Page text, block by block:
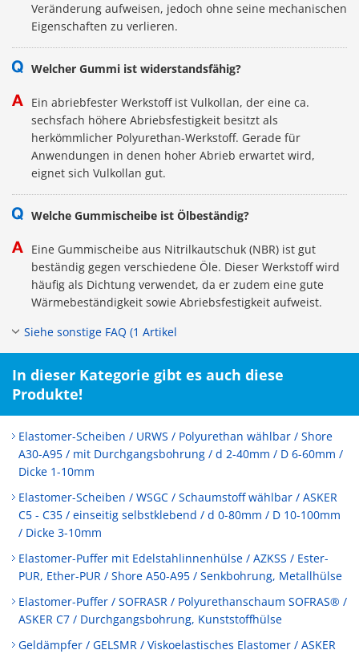
Veränderung aufweisen, jedoch ohne seine mechanischen
Eigenschaften zu verlieren.
Welcher Gummi ist widerstandsfähig?
Ein abriebfester Werkstoff ist Vulkollan, der eine ca.
sechsfach höhere Abriebsfestigkeit besitzt als
herkömmlicher Polyurethan-Werkstoff. Gerade für
Anwendungen in denen hoher Abrieb erwartet wird,
eignet sich Vulkollan gut.
Welche Gummischeibe ist Ölbeständig?
Eine Gummischeibe aus Nitrilkautschuk (NBR) ist gut
beständig gegen verschiedene Öle. Dieser Werkstoff wird
häufig als Dichtung verwendet, da er zudem eine gute
Wärmebeständigkeit sowie Abriebsfestigkeit aufweist.
Siehe sonstige FAQ (1 Artikel
In dieser Kategorie gibt es auch diese
Produkte!
Elastomer-Scheiben / URWS / Polyurethan wählbar / Shore
A30-A95 / mit Durchgangsbohrung / d 2-40mm / D 6-60mm /
Dicke 1-10mm
Elastomer-Scheiben / WSGC / Schaumstoff wählbar / ASKER
C5 - C35 / einseitig selbstklebend / d 0-80mm / D 10-100mm
/ Dicke 3-10mm
Elastomer-Puffer mit Edelstahlinnenhülse / AZKSS / Ester-
PUR, Ether-PUR / Shore A50-A95 / Senkbohrung, Metallhülse
Elastomer-Puffer / SOFRASR / Polyurethanschaum SOFRAS® /
ASKER C7 / Durchgangsbohrung, Kunststoffhülse
Geldämpfer / GELSMR / Viskoelastisches Elastomer / ASKER